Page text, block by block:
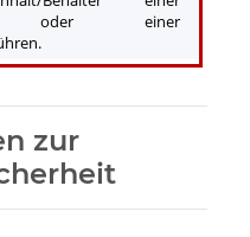
oder einer
zur